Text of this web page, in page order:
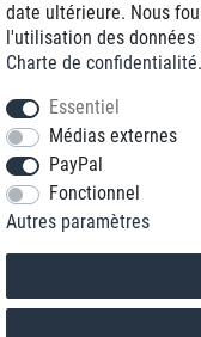
* Vous pouvez nous
date ultérieure. Nous
l'utilisation des données
Charte de confidentialité.
Essentiel
Médias externes
PayPal
Fonctionnel
Autres paramètres